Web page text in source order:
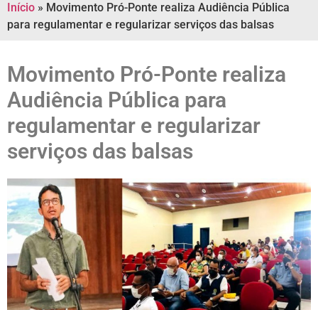
Início » Movimento Pró-Ponte realiza Audiência Pública
para regulamentar e regularizar serviços das balsas
Movimento Pró-Ponte realiza
Audiência Pública para
regulamentar e regularizar
serviços das balsas